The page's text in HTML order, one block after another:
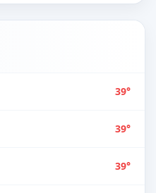
39°
39°
39°